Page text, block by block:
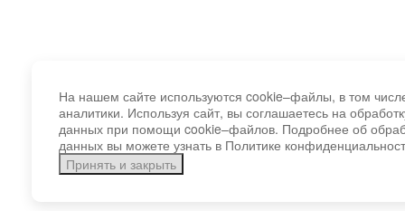
На нашем сайте используются cookie–файлы, в том
аналитики. Используя сайт, вы соглашаетесь на
данных при помощи cookie–файлов. Подробнее об
данных вы можете узнать в Политике
Принять и закрыть